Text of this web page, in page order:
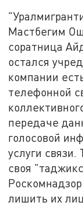
Мастбегим
соратница
остался
компании
телефонной
передаче
голосовой
услуги связи.
своя
лишить их